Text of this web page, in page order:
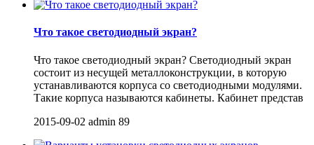
Что такое светодиодный экран?
Что такое светодиодный экран? Светодиодный экран
состоит из несущей металлоконструкции, в которую
устанавливаются корпуса со светодиодными модулями.
Такие корпуса называются кабинеты. Кабинет представ
2015-09-02 admin 89